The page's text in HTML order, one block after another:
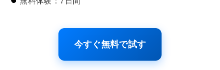
今すぐ無料で試す